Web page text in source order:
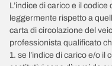
L’indice di carico e il
leggermente rispetto a
carta di circolazione del
professionista qualificato
1. se l’indice di carico e/o il